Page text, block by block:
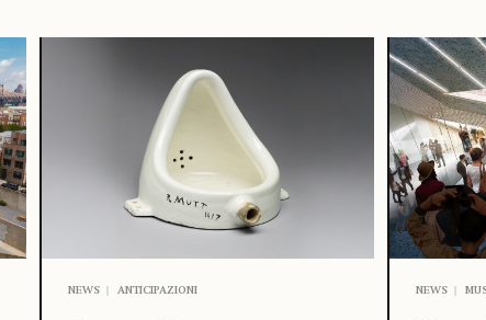
NEWS ANTICIPAZIONI NEWS